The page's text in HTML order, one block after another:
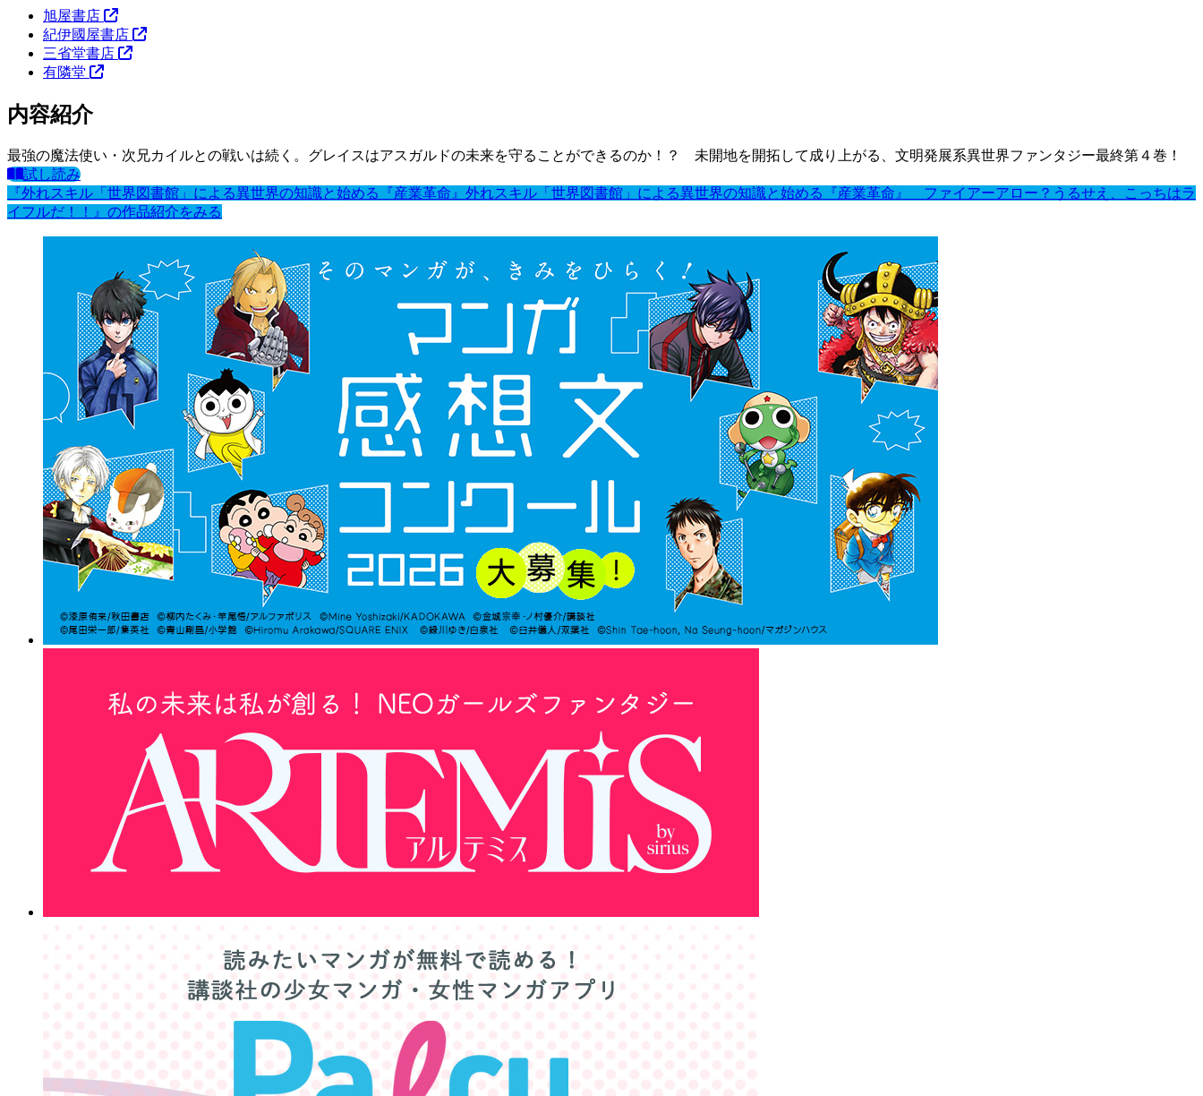
旭屋書店
紀伊國屋書店
三省堂書店
有隣堂
内容紹介
最強の魔法使い・次兄カイルとの戦いは続く。グレイスはアスガルドの未来を守ることができるのか！？ 未開地を開拓して成り上がる、文明発展系異世界ファンタジー最終第４巻！
試し読み
『外れスキル「世界図書館」による異世界の知識と始める『産業革命』外れスキル「世界図書館」による異世界の知識と始める『産業革命』 ファイアーアロー？うるせえ、こっちはラ
イフルだ！！』の作品紹介をみる